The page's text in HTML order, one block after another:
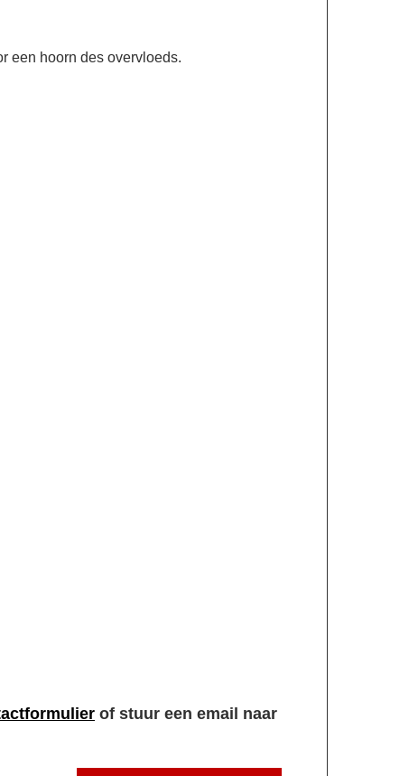
een hoorn des overvloeds.
of stuur een email naar